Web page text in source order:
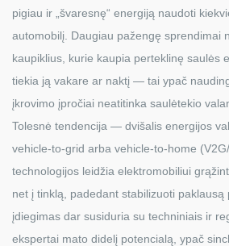
pigiau ir „švaresnę“ energiją naudoti
automobilį. Daugiau pažengę sprendimai
kaupiklius, kurie kaupia perteklinę saulės
tiekia ją vakare ar naktį — tai ypač
įkrovimo įpročiai neatitinka saulėtekio
Tolesnė tendencija — dvišalis energijos
vehicle-to-grid arba vehicle-to-home
technologijos leidžia elektromobiliui
net į tinklą, padedant stabilizuoti paklausą
įdiegimas dar susiduria su techniniais ir
ekspertai mato didelį potencialą, ypač